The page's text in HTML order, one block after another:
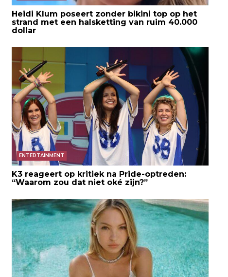
Heidi Klum poseert zonder bikini top op het
strand met een halsketting van ruim 40.000
dollar
ENTERTAINMENT
K3 reageert op kritiek na Pride-optreden:
“Waarom zou dat niet oké zijn?”